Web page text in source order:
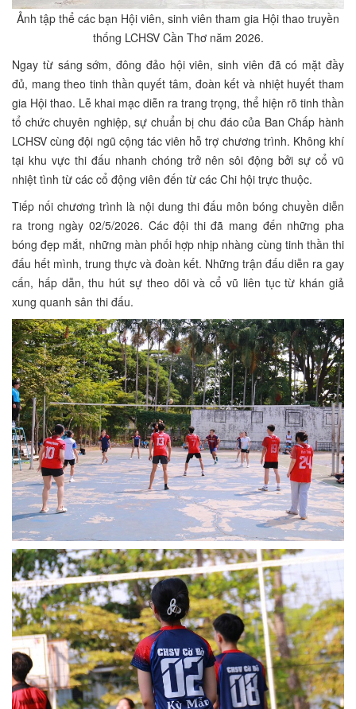
Ảnh tập thể các bạn Hội viên, sinh viên tham gia Hội thao truyền
thống LCHSV Cần Thơ năm 2026.
Ngay từ sáng sớm, đông đảo hội viên, sinh viên đã có mặt đầy
đủ, mang theo tinh thần quyết tâm, đoàn kết và nhiệt huyết tham
gia Hội thao. Lễ khai mạc diễn ra trang trọng, thể hiện rõ tinh thần
tổ chức chuyên nghiệp, sự chuẩn bị chu đáo của Ban Chấp hành
LCHSV cùng đội ngũ cộng tác viên hỗ trợ chương trình. Không khí
tại khu vực thi đấu nhanh chóng trở nên sôi động bởi sự cổ vũ
nhiệt tình từ các cổ động viên đến từ các Chi hội trực thuộc.
Tiếp nối chương trình là nội dung thi đấu môn bóng chuyền diễn
ra trong ngày 02/5/2026. Các đội thi đã mang đến những pha
bóng đẹp mắt, những màn phối hợp nhịp nhàng cùng tinh thần thi
đấu hết mình, trung thực và đoàn kết. Những trận đấu diễn ra gay
cấn, hấp dẫn, thu hút sự theo dõi và cổ vũ liên tục từ khán giả
xung quanh sân thi đấu.